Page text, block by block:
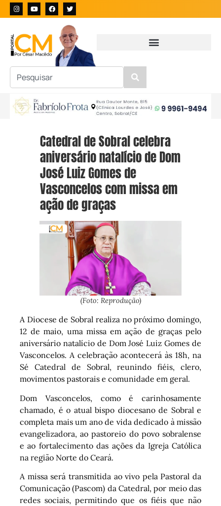
Catedral de Sobral celebra
aniversário natalício de Dom
José Luiz Gomes de
Vasconcelos com missa em
ação de graças
(Foto: Reprodução)
A Diocese de Sobral realiza no próximo domingo,
12 de maio, uma missa em ação de graças pelo
aniversário natalício de Dom José Luiz Gomes de
Vasconcelos. A celebração acontecerá às 18h, na
Sé Catedral de Sobral, reunindo fiéis, clero,
movimentos pastorais e comunidade em geral.
Dom Vasconcelos, como é carinhosamente
chamado, é o atual bispo diocesano de Sobral e
completa mais um ano de vida dedicado à missão
evangelizadora, ao pastoreio do povo sobralense
e ao fortalecimento das ações da Igreja Católica
na região Norte do Ceará.
A missa será transmitida ao vivo pela Pastoral da
Comunicação (Pascom) da Catedral, por meio das
redes sociais, permitindo que os fiéis que não